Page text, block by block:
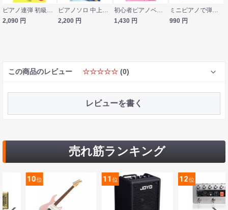
2,090 円
2,200 円
初心者ピアノベストソングス2026 シンコーミュージック
1,430 円
990 円
この商品のレビュー ☆☆☆☆☆ (0)
レビューを書く
売れ筋ランキング
11位 12位 13位